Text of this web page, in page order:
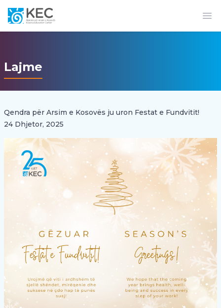
Lajme
Qendra për Arsim e Kosovës ju uron Festat e Fundvitit!
24 Dhjetor, 2025